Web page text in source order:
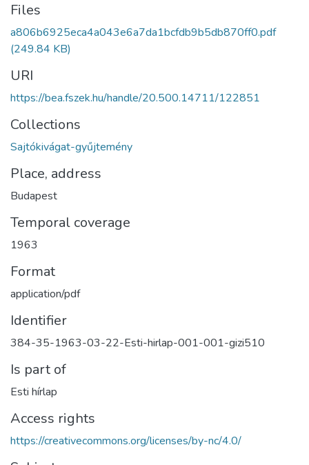
Files
a806b6925eca4a043e6a7da1bcfdb9b5db870ff0.pdf
(249.84 KB)
URI
https://bea.fszek.hu/handle/20.500.14711/122851
Collections
Sajtókivágat-gyűjtemény
Place, address
Budapest
Temporal coverage
1963
Format
application/pdf
Identifier
384-35-1963-03-22-Esti-hirlap-001-001-gizi510
Is part of
Esti hírlap
Access rights
https://creativecommons.org/licenses/by-nc/4.0/